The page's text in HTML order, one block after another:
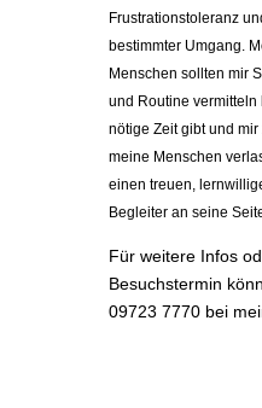
Frustrationstoleranz
bestimmter Umgang.
Menschen sollten mir
und Routine vermitteln
nötige Zeit gibt und
meine Menschen
einen treuen,
Begleiter an seine
Für weitere Infos
Besuchstermin
09723 7770 bei